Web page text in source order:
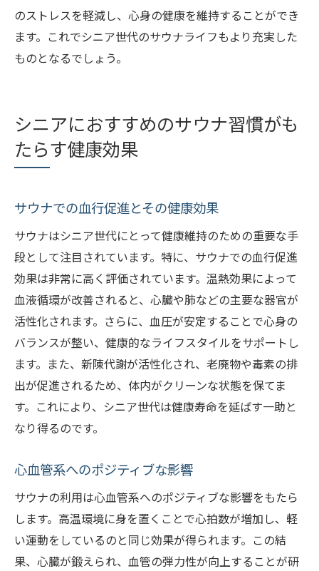
のストレスを軽減し、心身の健康を維持することができ
ます。これでシニア世代のサウナライフもより充実した
ものとなるでしょう。
シニアにおすすめのサウナ習慣がも
たらす健康効果
サウナでの血行促進とその健康効果
サウナはシニア世代にとって健康維持のための重要な手
段として注目されています。特に、サウナでの血行促進
効果は非常に高く評価されています。温熱効果によって
血液循環が改善されると、心臓や肺などの主要な器官が
活性化されます。さらに、血圧が安定することで心身の
バランスが整い、健康的なライフスタイルをサポートし
ます。また、新陳代謝が活性化され、老廃物や毒素の排
出が促進されるため、体内がクリーンな状態を保てま
す。これにより、シニア世代は健康寿命を延ばす一助と
なり得るのです。
心血管系へのポジティブな影響
サウナの利用は心血管系へのポジティブな影響をもたら
します。高温環境に身を置くことで心拍数が増加し、軽
い運動をしているのと同じ効果が得られます。この結
果、心臓が鍛えられ、血管の弾力性が向上することが研